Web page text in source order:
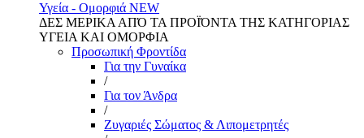
Υγεία - Ομορφιά NEW
ΔΕΣ ΜΕΡΙΚΑ ΑΠΌ ΤΑ ΠΡΟΪΌΝΤΑ ΤΗΣ ΚΑΤΗΓΟΡΙΑΣ
ΥΓΕΙΑ ΚΑΙ ΟΜΟΡΦΙΑ
Προσωπική Φροντίδα
Για την Γυναίκα
/
Για τον Άνδρα
/
Ζυγαριές Σώματος & Λιπομετρητές